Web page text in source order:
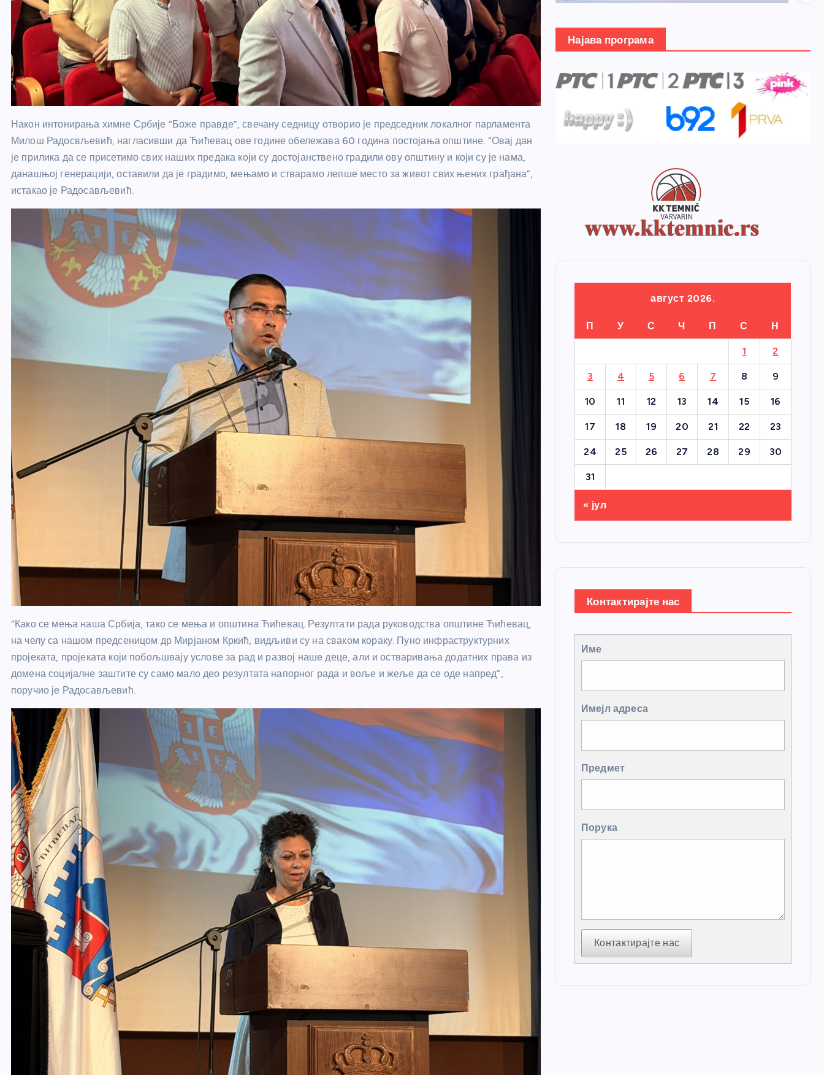
Након интонирања химне Србије “Боже правде”, свечану седницу отворио је председник локалног парламента
Милош Радосвљевић, нагласивши да Ћићевац ове године обележава 60 година постојања општине. “Овај дан
је прилика да се присетимо свих наших предака који су достојанствено градили ову општину и који су је нама,
данашњој генерацији, оставили да је градимо, мењамо и стварамо лепше место за живот свих њених грађана”,
истакао је Радосављевић.
“Како се мења наша Србија, тако се мења и општина Ћићевац. Резултати рада руководства општине Ћићевац,
на челу са нашом предсеницом др Мирјаном Кркић, видљиви су на сваком кораку. Пуно инфраструктурних
пројеката, пројеката који побољшвају услове за рад и развој наше деце, али и остваривања додатних права из
домена социјалне заштите су само мало део резултата напорног рада и воље и жеље да се оде напред”,
поручио је Радосављевић.
Најава програма
август 2026.
П У С Ч П С Н
1 2
3 4 5 6 7 8 9
10 11 12 13 14 15 16
17 18 19 20 21 22 23
24 25 26 27 28 29 30
31
« јул
Контактирајте нас
Име
Имејл адреса
Предмет
Порука
Контактирајте нас